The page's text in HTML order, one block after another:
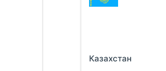
Казахстан